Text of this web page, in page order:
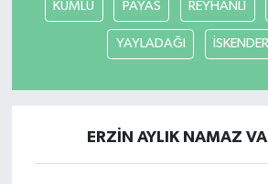
KUMLU PAYAS REYHANLI
YAYLADAĞI
ERZİN AYLIK NAMAZ